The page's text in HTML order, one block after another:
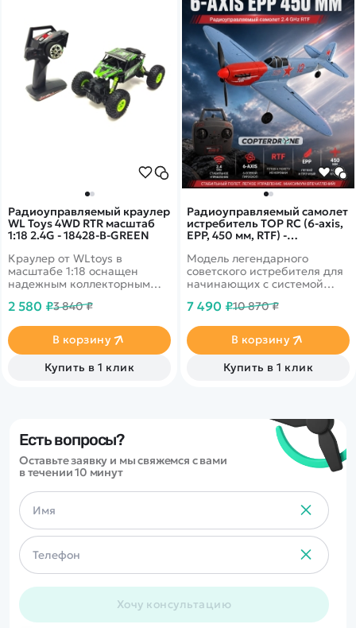
Радиоуправляемый краулер
WL Toys 4WD RTR масштаб
1:18 2.4G - 18428-B-GREEN
Краулер от WLtoys в
масштабе 1:18 оснащен
надежным коллекторным
чтобы покорять сложные
самых доступных
«проходимцев» в масштабе
1:18. Несмотря на небольшой
размер радиоуправляемой
2 580 ₽3 840 ₽
В корзину
Купить в 1 клик
Радиоуправляемый самолет
истребитель TOP RC (6-axis,
EPP, 450 мм, RTF) -
Модель легендарного
советского истребителя для
начинающих с системой
комплектации RTF.
7 490 ₽10 870 ₽
В корзину
Купить в 1 клик
Есть вопросы?
Оставьте заявку и мы свяжемся с вами
в течении 10 минут
Хочу консультацию